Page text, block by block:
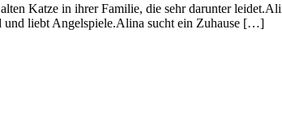
Katze in ihrer Familie, die sehr darunter
und liebt Angelspiele.Alina sucht ein Zuhause […]